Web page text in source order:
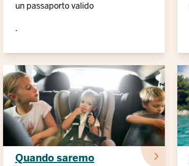
un passaporto valido
.
Quando saremo